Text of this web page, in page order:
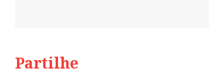
Partilhe